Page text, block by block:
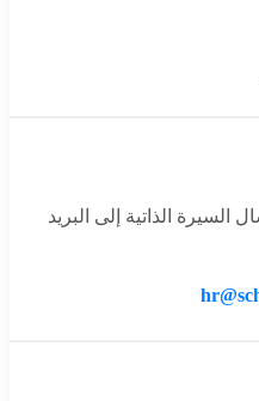
الذاتية إلى البريد